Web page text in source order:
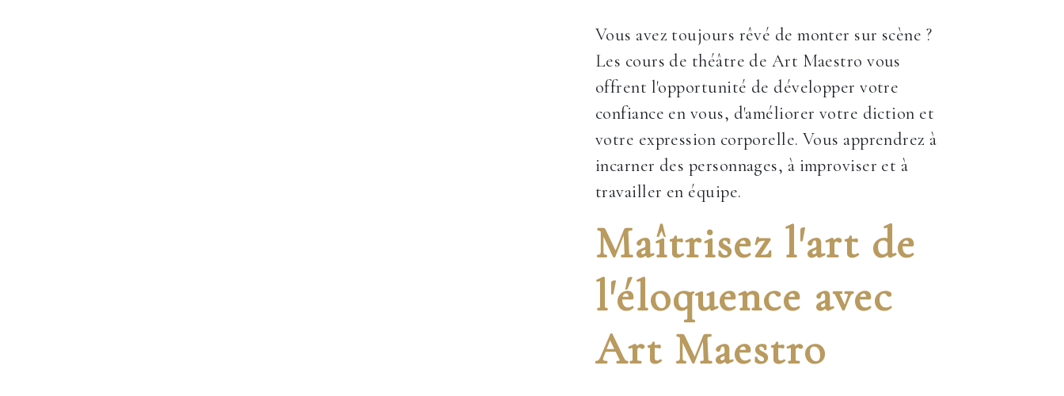
Vous avez toujours rêvé de monter sur scène ?
Les cours de théâtre de Art Maestro vous
offrent l'opportunité de développer votre
confiance en vous, d'améliorer votre diction et
votre expression corporelle. Vous apprendrez à
incarner des personnages, à improviser et à
travailler en équipe.
Maîtrisez l'art de
l'éloquence avec
Art Maestro